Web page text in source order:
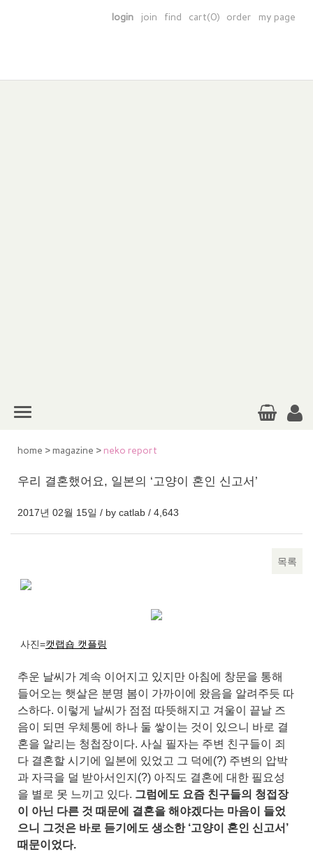
login join find cart(0) order my page
home >magazine > neko report
우리 결혼했어요, 일본의 ‘고양이 혼인 신고서’
2017년 02월 15일 / by catlab / 4,643
목록
본문
사진=캣랩숍 캣플링
추운 날씨가 계속 이어지고 있지만 아침에 창문을 통해
들어오는 햇살은 분명 봄이 가까이에 왔음을 알려주듯 따
스하다. 이렇게 날씨가 점점 따뜻해지고 겨울이 끝날 즈
음이 되면 우체통에 하나 둘 쌓이는 것이 있으니 바로 결
혼을 알리는 청첩장이다. 사실 필자는 주변 친구들이 죄
다 결혼할 시기에 일본에 있었고 그 덕에(?) 주변의 압박
과 자극을 덜 받아서인지(?) 아직도 결혼에 대한 필요성
을 별로 못 느끼고 있다. 그럼에도 요즘 친구들의 청접장
이 아닌 다른 것 때문에 결혼을 해야겠다는 마음이 들었
으니 그것은 바로 듣기에도 생소한 ‘고양이 혼인 신고서’
때문이었다.